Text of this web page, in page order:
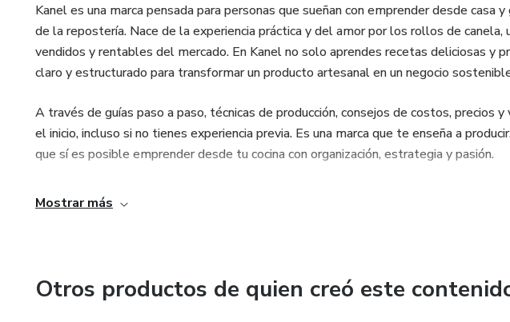
Kanel es una marca pensada para personas que sueñan con emprender desde casa
de la repostería. Nace de la experiencia práctica y del amor por los rollos de canela,
vendidos y rentables del mercado. En Kanel no solo aprendes recetas deliciosas y
claro y estructurado para transformar un producto artesanal en un negocio
A través de guías paso a paso, técnicas de producción, consejos de costos, precios
el inicio, incluso si no tienes experiencia previa. Es una marca que te enseña a
que sí es posible emprender desde tu cocina con organización, estrategia y pasión.
Mostrar más
Otros productos de quien creó este